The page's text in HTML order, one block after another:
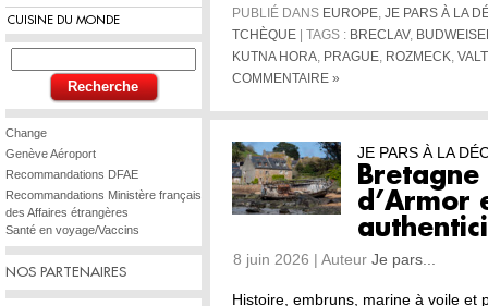
CUISINE DU MONDE
Change
Genève Aéroport
Recommandations DFAE
Recommandations Ministère français
des Affaires étrangères
Santé en voyage/Vaccins
NOS PARTENAIRES
PUBLIÉ DANS EUROPE JE PARS À LA
TCHÈQUE | TAGS : BRECLAV,
KUTNA HORA
PRAGUE ROZMECK
COMMENTAIRE »
JE PARS À LA
Bretagne
d’Armor
8 juin 2026 | Auteur Je pars...
Histoire, embruns, marine à voile et